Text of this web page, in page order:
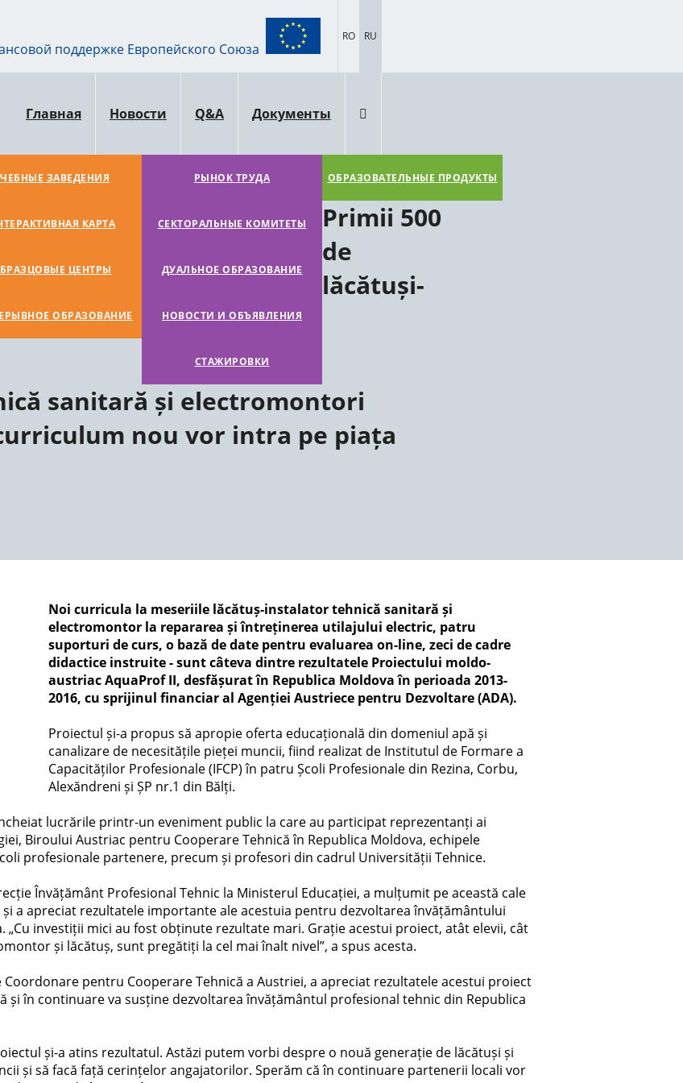
поддержке Европейского Союза
RO RU
Главная Новости Q&A Документы
ЗАВЕДЕНИЯ
КАРТА
ЦЕНТРЫ
ОБРАЗОВАНИЕ
РЫНОК ТРУДА
СЕКТОРАЛЬНЫЕ КОМИТЕТЫ
ДУАЛЬНОЕ ОБРАЗОВАНИЕ
НОВОСТИ И ОБЪЯВЛЕНИЯ
СТАЖИРОВКИ
ОБРАЗОВАТЕЛЬНЫЕ ПРОДУКТЫ
Primii 500
de
lăcătuși-
sanitară și electromontori
nou vor intra pe piața
Noi curricula la meseriile lăcătuș-instalator tehnică sanitară și
electromontor la repararea și întreținerea utilajului electric, patru
suporturi de curs, o bază de date pentru evaluarea on-line, zeci de cadre
didactice instruite - sunt câteva dintre rezultatele Proiectului moldo-
austriac AquaProf II, desfășurat în Republica Moldova în perioada 2013-
2016, cu sprijinul financiar al Agenției Austriece pentru Dezvoltare (ADA).
Proiectul și-a propus să apropie oferta educațională din domeniul apă și
canalizare de necesitățile pieței muncii, fiind realizat de Institutul de Formare a
Capacităților Profesionale (IFCP) în patru Școli Profesionale din Rezina, Corbu,
Alexăndreni și ȘP nr.1 din Bălți.
lucrările printr-un eveniment public la care au participat reprezentanți ai
Biroului Austriac pentru Cooperare Tehnică în Republica Moldova, echipele
profesionale partenere, precum și profesori din cadrul Universității Tehnice.
Învățământ Profesional Tehnic la Ministerul Educației, a mulțumit pe această cale
a apreciat rezultatele importante ale acestuia pentru dezvoltarea învățământului
„Cu investiții mici au fost obținute rezultate mari. Grație acestui proiect, atât elevii, cât
și lăcătuș, sunt pregătiți la cel mai înalt nivel”, a spus acesta.
pentru Cooperare Tehnică a Austriei, a apreciat rezultatele acestui proiect
în continuare va susține dezvoltarea învățământul profesional tehnic din Republica
și-a atins rezultatul. Astăzi putem vorbi despre o nouă generație de lăcătuși și
și să facă față cerințelor angajatorilor. Sperăm că în continuare partenerii locali vor